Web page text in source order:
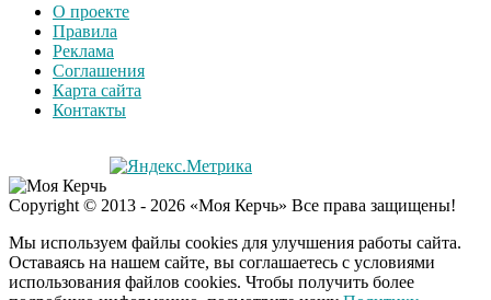
смеяться вы будете
Королева вагона
отожгла! Видео не
оставит равнодушным
Борисовой душил ее
из-за макарон
О проекте
Правила
Реклама
Соглашения
Карта сайта
Контакты
Copyright © 2013 - 2026 «Моя Керчь» Все права защищены!
Мы используем файлы cookies для улучшения работы сайта.
Оставаясь на нашем сайте, вы соглашаетесь с условиями
использования файлов cookies. Чтобы получить более